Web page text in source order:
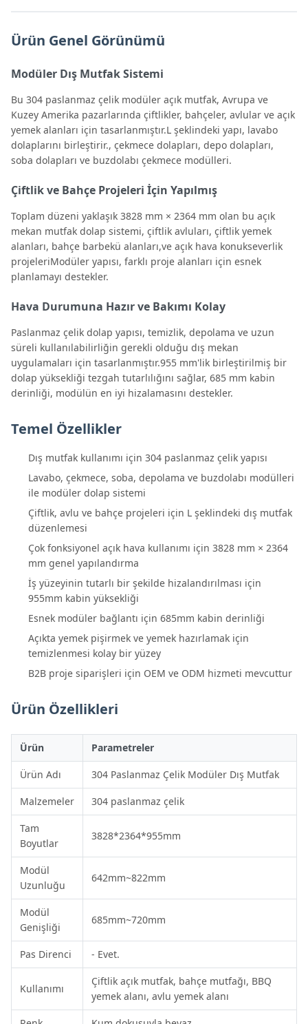
Ürün Genel Görünümü
Modüler Dış Mutfak Sistemi
Bu 304 paslanmaz çelik modüler açık mutfak, Avrupa ve
Kuzey Amerika pazarlarında çiftlikler, bahçeler, avlular ve açık
yemek alanları için tasarlanmıştır.L şeklindeki yapı, lavabo
dolaplarını birleştirir., çekmece dolapları, depo dolapları,
soba dolapları ve buzdolabı çekmece modülleri.
Çiftlik ve Bahçe Projeleri İçin Yapılmış
Toplam düzeni yaklaşık 3828 mm × 2364 mm olan bu açık
mekan mutfak dolap sistemi, çiftlik avluları, çiftlik yemek
alanları, bahçe barbekü alanları,ve açık hava konukseverlik
projeleriModüler yapısı, farklı proje alanları için esnek
planlamayı destekler.
Hava Durumuna Hazır ve Bakımı Kolay
Paslanmaz çelik dolap yapısı, temizlik, depolama ve uzun
süreli kullanılabilirliğin gerekli olduğu dış mekan
uygulamaları için tasarlanmıştır.955 mm'lik birleştirilmiş bir
dolap yüksekliği tezgah tutarlılığını sağlar, 685 mm kabin
derinliği, modülün en iyi hizalamasını destekler.
Temel Özellikler
Dış mutfak kullanımı için 304 paslanmaz çelik yapısı
Lavabo, çekmece, soba, depolama ve buzdolabı modülleri
ile modüler dolap sistemi
Çiftlik, avlu ve bahçe projeleri için L şeklindeki dış mutfak
düzenlemesi
Çok fonksiyonel açık hava kullanımı için 3828 mm × 2364
mm genel yapılandırma
İş yüzeyinin tutarlı bir şekilde hizalandırılması için
955mm kabin yüksekliği
Esnek modüler bağlantı için 685mm kabin derinliği
Açıkta yemek pişirmek ve yemek hazırlamak için
temizlenmesi kolay bir yüzey
B2B proje siparişleri için OEM ve ODM hizmeti mevcuttur
Ürün Özellikleri
Ürün Parametreler
Ürün Adı 304 Paslanmaz Çelik Modüler Dış Mutfak
Malzemeler 304 paslanmaz çelik
Tam
Boyutlar
3828*2364*955mm
Modül
Uzunluğu
642mm~822mm
Modül
Genişliği
685mm~720mm
Pas Direnci - Evet.
Kullanımı
Çiftlik açık mutfak, bahçe mutfağı, BBQ
yemek alanı, avlu yemek alanı